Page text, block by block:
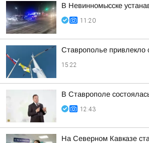
В Невинномысске
11:20
Ставрополье привлекло
15:22
В Ставрополе
12:43
На Северном Кавказе